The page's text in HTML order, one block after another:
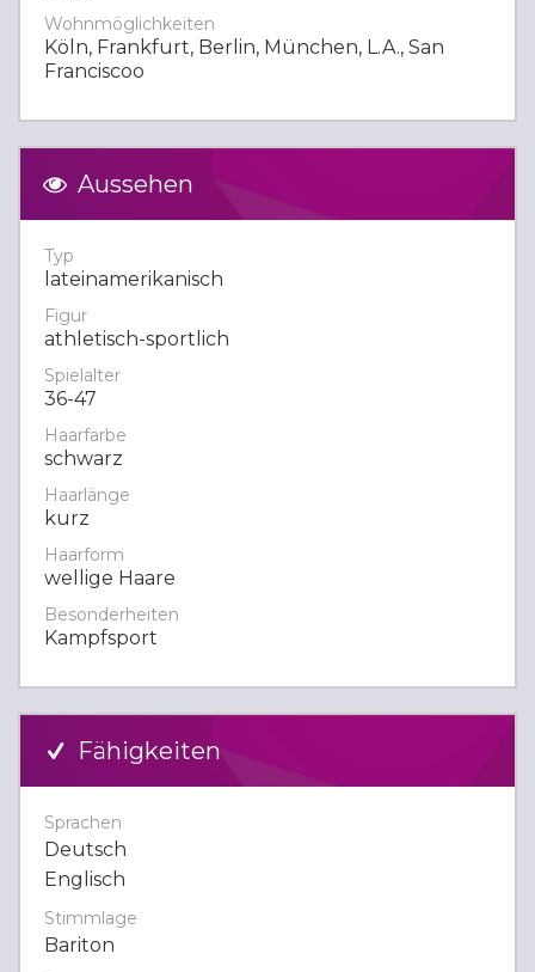
Wohnmöglichkeiten
Köln, Frankfurt, Berlin, München, L.A., San
Franciscoo
Aussehen
Typ
lateinamerikanisch
Figur
athletisch-sportlich
Spielalter
36-47
Haarfarbe
schwarz
Haarlänge
kurz
Haarform
wellige Haare
Besonderheiten
Kampfsport
Fähigkeiten
Sprachen
Deutsch
Englisch
Stimmlage
Bariton